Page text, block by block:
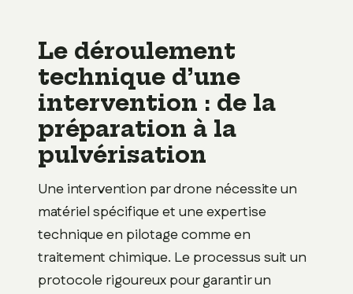
Le déroulement
technique d’une
intervention : de la
préparation à la
pulvérisation
Une intervention par drone nécessite un
matériel spécifique et une expertise
technique en pilotage comme en
traitement chimique. Le processus suit un
protocole rigoureux pour garantir un